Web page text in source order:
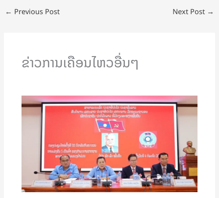
← Previous Post Next Post →
ຂ່າວການເຄືອນໄຫວອື່ນໆ